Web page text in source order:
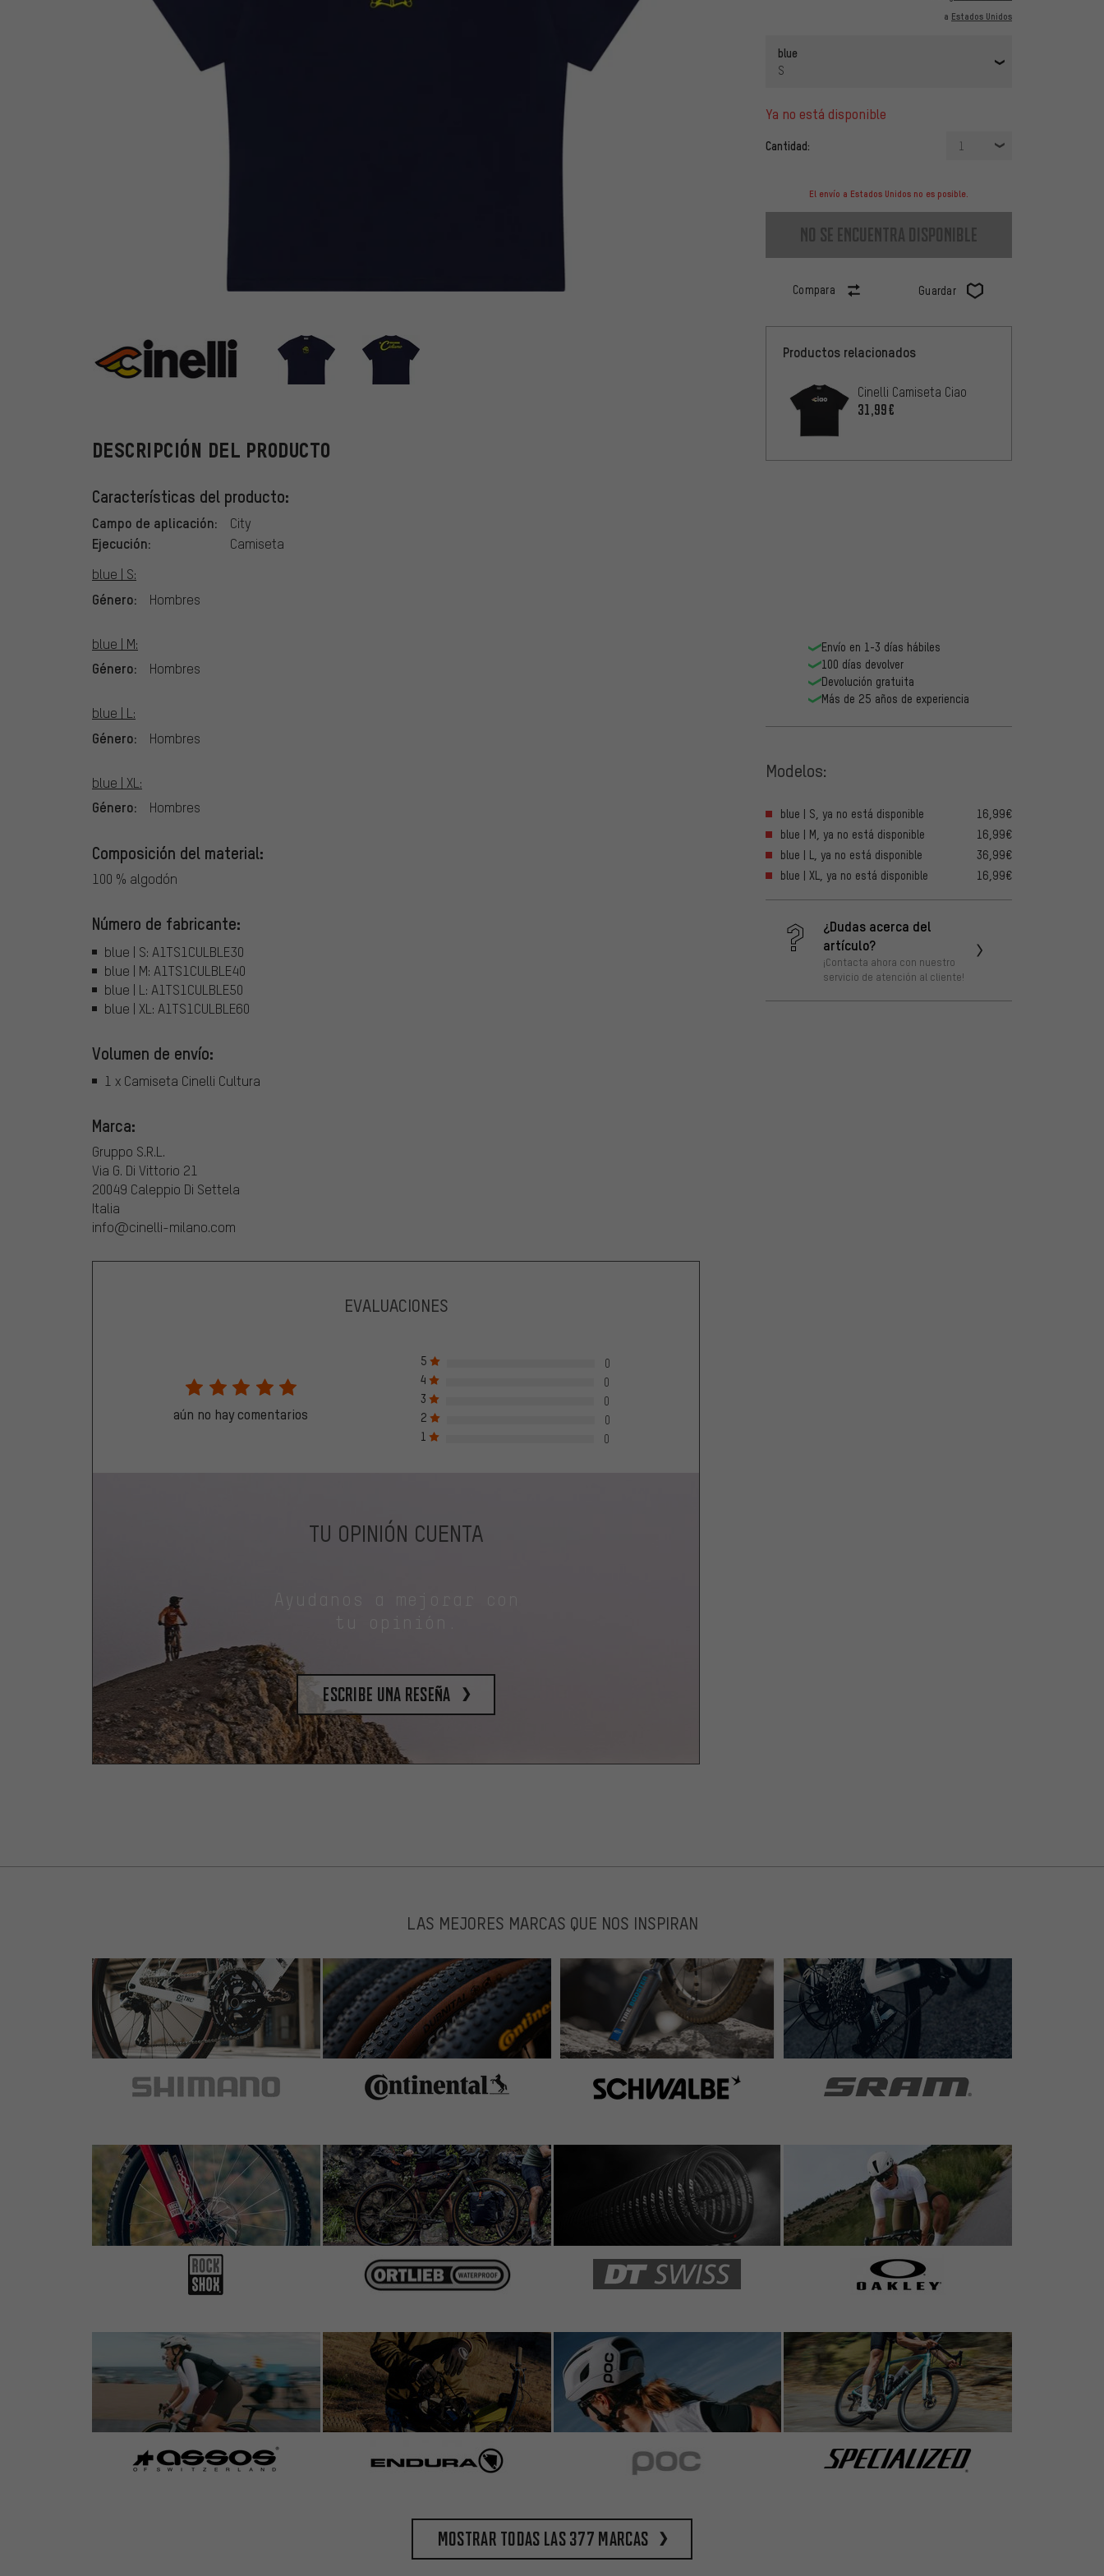
a Estados Unidos
blue
S
ya no está disponible
Cantidad: 1
El envío a Estados Unidos no es posible.
no se encuentra disponible
Compara Guardar
Cinelli
DESCRIPCIÓN DEL PRODUCTO
Características del producto:
Campo de aplicación: City
Ejecución:
Camiseta
blue | S:
Género: Hombres
blue | M:
Género: Hombres
blue | L:
Género: Hombres
blue | XL:
Género: Hombres
Composición del material:
100 % algodón
Número de fabricante:
blue | S: A1TS1CULBLE30
blue | M: A1TS1CULBLE40
blue | L: A1TS1CULBLE50
blue | XL: A1TS1CULBLE60
Volumen de envío:
1 x Camiseta Cinelli Cultura
Marca:
Gruppo S.R.L.
Via G. Di Vittorio 21
20049 Caleppio Di Settela
Italia
info@cinelli-milano.com
Productos relacionados
Cinelli Camiseta Ciao
31,99€
Envío en 1-3 días hábiles
100 días devolver
Devolución gratuita
Más de 25 años de experiencia
Modelos:
blue | S, ya no está disponible
16,99€
blue | M, ya no está disponible
16,99€
blue | L, ya no está disponible
36,99€
blue | XL, ya no está disponible
16,99€
¿Dudas acerca del
artículo?
¡Contacta ahora con nuestro
servicio de atención al cliente!
EVALUACIONES
aún no hay comentarios
5
0
4
0
3
0
2
0
1
0
TU OPINIÓN CUENTA
tu opinión.
escribe una reseña
LAS MEJORES MARCAS QUE NOS INSPIRAN
Mostrar todas las 377 marcas